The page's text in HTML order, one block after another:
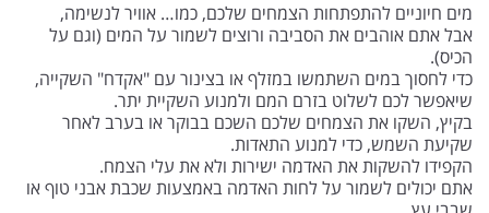
מים חיוניים להתפתחות הצמחים שלכם, כמו… אוויר לנשימה,
אבל אתם אוהבים את הסביבה ורוצים לשמור על המים (וגם על
הכיס).
כדי לחסוך במים השתמשו במזלף או בצינור עם "אקדח" השקייה,
שיאפשר לכם לשלוט בזרם המם ולמנוע השקיית יתר.
בקיץ, השקו את הצמחים שלכם השכם בבוקר או בערב לאחר
שקיעת השמש, כדי למנוע התאדות.
הקפידו להשקות את האדמה ישירות ולא את עלי הצמח.
אתם יכולים לשמור על לחות האדמה באמצעות שכבת אבני טוף או